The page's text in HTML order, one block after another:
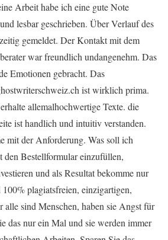
Arbeit habe ich eine gute Note
lesbar geschrieben. Über Verlauf des
gemeldet. Der Kontakt mit dem
war freundlich undangenehm. Das
Emotionen gebracht. Das
ist wirklich prima.
allemalhochwertige Texte. die
ist handlich und intuitiv verstanden.
mit der Anforderung. Was soll ich
den Bestellformular einzufüllen,
und als Resultat bekomme nur
plagiatsfreien, einzigartigen,
alle sind Menschen, haben sie Angst für
das nur ein Mal und sie werden immer